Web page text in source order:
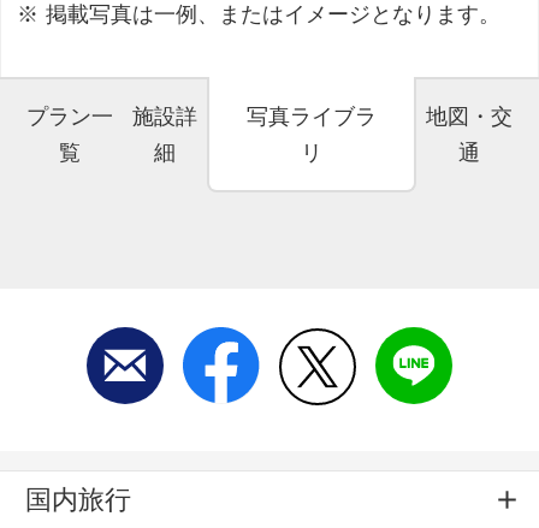
掲載写真は一例、またはイメージとなります。
プラン一
覧
施設詳
細
写真ライブラ
リ
地図・交
通
国内旅行